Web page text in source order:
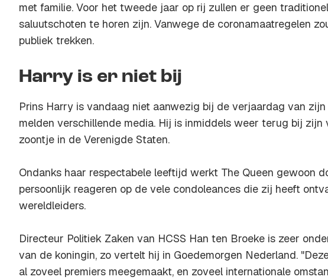
met familie. Voor het tweede jaar op rij zullen er geen
saluutschoten te horen zijn. Vanwege de coronamaatregelen
publiek trekken.
Harry is er niet bij
Prins Harry is vandaag niet aanwezig bij de verjaardag van zijn
melden verschillende media. Hij is inmiddels weer terug bij zijn
zoontje in de Verenigde Staten.
Ondanks haar respectabele leeftijd werkt The Queen gewoon
persoonlijk reageren op de vele condoleances die zij heeft
wereldleiders.
Directeur Politiek Zaken van HCSS Han ten Broeke is zeer
van de koningin, zo vertelt hij in Goedemorgen Nederland.
al zoveel premiers meegemaakt, en zoveel internationale